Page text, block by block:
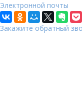
Электронной почты
Закажите обратный